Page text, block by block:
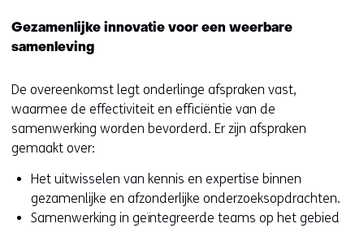
Gezamenlijke innovatie voor een weerbare
samenleving
De overeenkomst legt onderlinge afspraken vast,
waarmee de effectiviteit en efficiëntie van de
samenwerking worden bevorderd. Er zijn afspraken
gemaakt over:
Het uitwisselen van kennis en expertise binnen
gezamenlijke en afzonderlijke onderzoeksopdrachten.
Samenwerking in geïntegreerde teams op het gebied